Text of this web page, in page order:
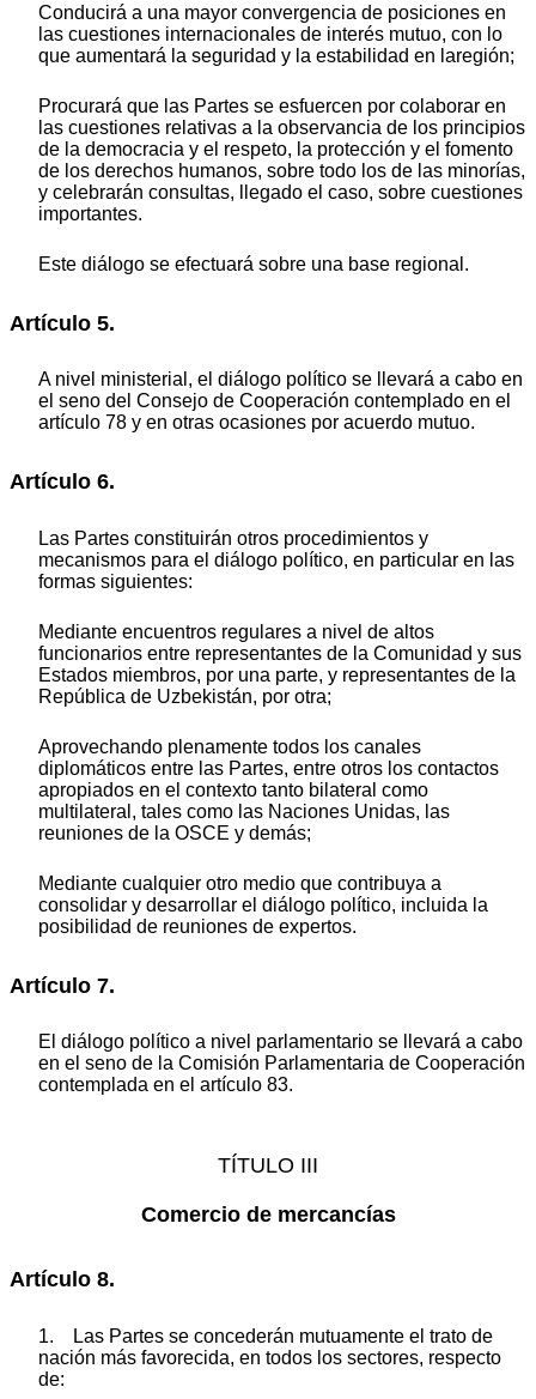
Conducirá a una mayor convergencia de posiciones en
las cuestiones internacionales de interés mutuo, con lo
que aumentará la seguridad y la estabilidad en laregión;
Procurará que las Partes se esfuercen por colaborar en
las cuestiones relativas a la observancia de los principios
de la democracia y el respeto, la protección y el fomento
de los derechos humanos, sobre todo los de las minorías,
y celebrarán consultas, llegado el caso, sobre cuestiones
importantes.
Este diálogo se efectuará sobre una base regional.
Artículo 5.
A nivel ministerial, el diálogo político se llevará a cabo en
el seno del Consejo de Cooperación contemplado en el
artículo 78 y en otras ocasiones por acuerdo mutuo.
Artículo 6.
Las Partes constituirán otros procedimientos y
mecanismos para el diálogo político, en particular en las
formas siguientes:
Mediante encuentros regulares a nivel de altos
funcionarios entre representantes de la Comunidad y sus
Estados miembros, por una parte, y representantes de la
República de Uzbekistán, por otra;
Aprovechando plenamente todos los canales
diplomáticos entre las Partes, entre otros los contactos
apropiados en el contexto tanto bilateral como
multilateral, tales como las Naciones Unidas, las
reuniones de la OSCE y demás;
Mediante cualquier otro medio que contribuya a
consolidar y desarrollar el diálogo político, incluida la
posibilidad de reuniones de expertos.
Artículo 7.
El diálogo político a nivel parlamentario se llevará a cabo
en el seno de la Comisión Parlamentaria de Cooperación
contemplada en el artículo 83.
TÍTULO III
Comercio de mercancías
Artículo 8.
1. Las Partes se concederán mutuamente el trato de
nación más favorecida, en todos los sectores, respecto
de: